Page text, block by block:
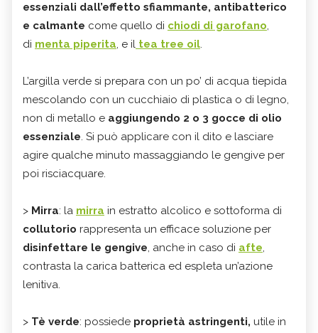
essenziali dall’effetto sfiammante, antibatterico
e calmante come quello di chiodi di garofano,
di menta piperita, e il tea tree oil.
L’argilla verde si prepara con un po’ di acqua tiepida
mescolando con un cucchiaio di plastica o di legno,
non di metallo e aggiungendo 2 o 3 gocce di olio
essenziale. Si può applicare con il dito e lasciare
agire qualche minuto massaggiando le gengive per
poi risciacquare.
> Mirra: la mirra in estratto alcolico e sottoforma di
collutorio rappresenta un efficace soluzione per
disinfettare le gengive, anche in caso di afte,
contrasta la carica batterica ed espleta un’azione
lenitiva.
> Tè verde: possiede proprietà astringenti, utile in